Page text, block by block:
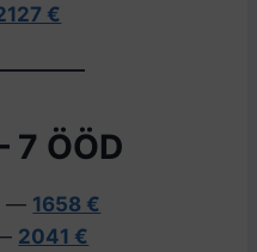
€
ÖÖD
— 1658 €
2041 €